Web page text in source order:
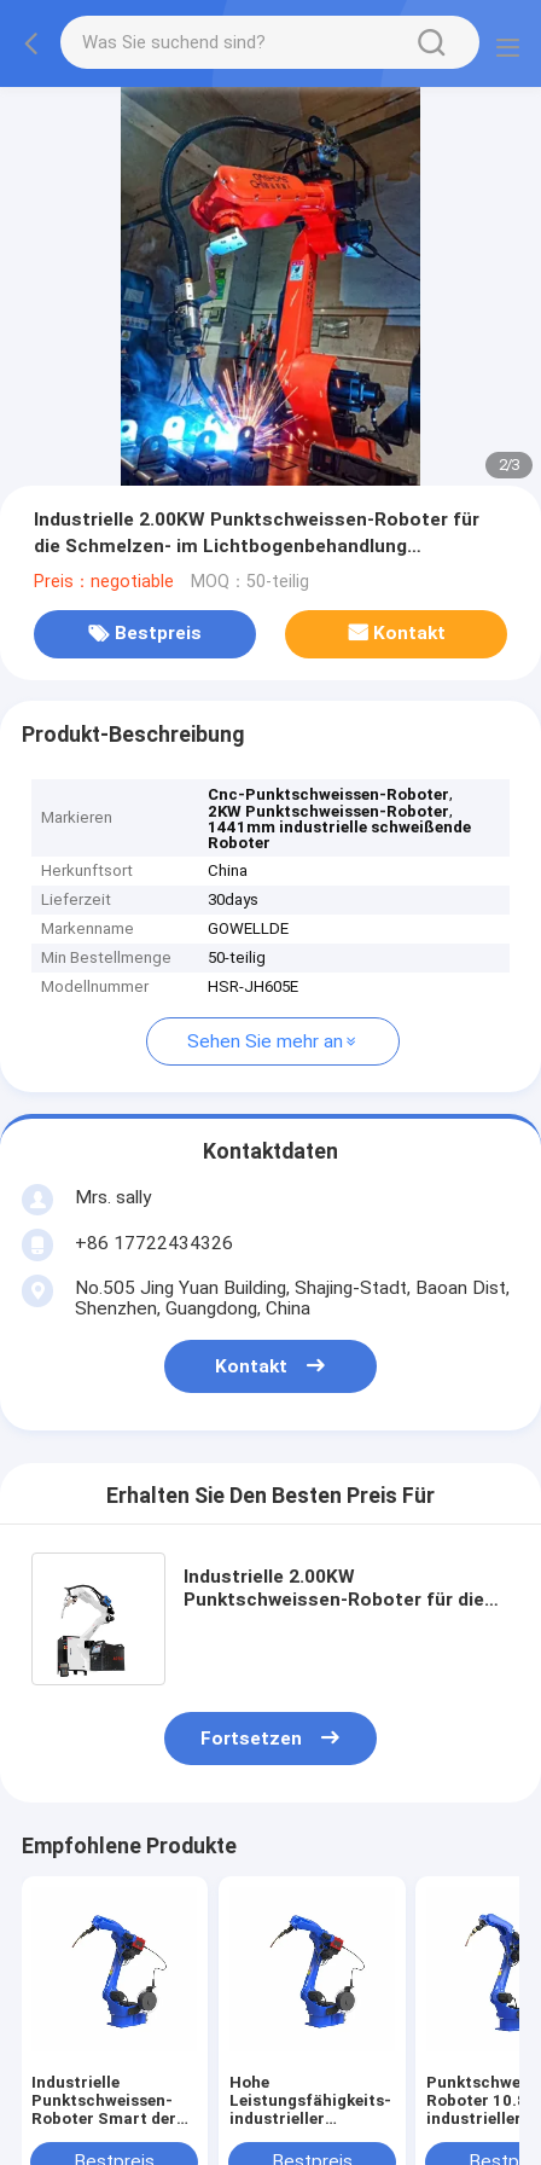
2/3
Industrielle 2.00KW Punktschweissen-Roboter für
die Schmelzen- im Lichtbogenbehandlung
automatisch
Preis：negotiable MOQ：50-teilig
Bestpreis Kontakt
Produkt-Beschreibung
Markieren
Cnc-Punktschweissen-Roboter,
2KW Punktschweissen-Roboter,
1441mm industrielle schweißende
Roboter
Herkunftsort
China
Lieferzeit
30days
Markenname
GOWELLDE
Min Bestellmenge
50-teilig
Modellnummer
HSR-JH605E
Sehen Sie mehr an
Kontaktdaten
Mrs. sally
+86 17722434326
No.505 Jing Yuan Building, Shajing-Stadt, Baoan Dist,
Shenzhen, Guangdong, China
Kontakt
Erhalten Sie Den Besten Preis Für
Industrielle 2.00KW
Punktschweissen-Roboter für die
Fortsetzen
Empfohlene Produkte
Industrielle
Punktschweissen-
Roboter Smart der
Leistungsfähigkeits-
Hohe
Leistungsfähigkeits-
industrieller
Roboter 2.5kVA
Roboter 10.8A
industrieller
für Hsr-Auto-